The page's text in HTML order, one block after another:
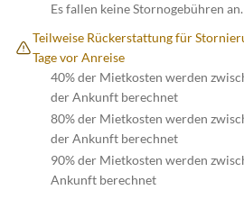
Es fallen keine Stornogebühren an.
Teilweise Rückerstattung für
Tage vor Anreise
40% der Mietkosten werden
der Ankunft berechnet
80% der Mietkosten werden
der Ankunft berechnet
90% der Mietkosten werden
Ankunft berechnet